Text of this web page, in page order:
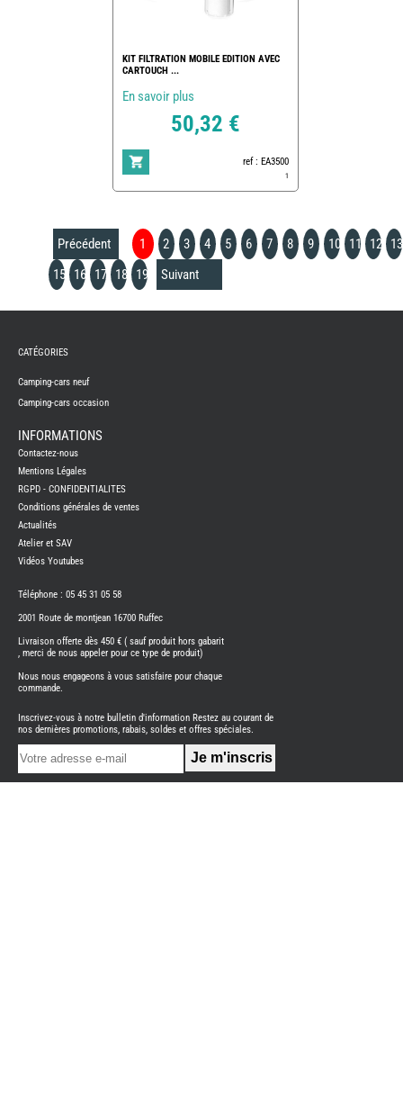
KIT FILTRATION MOBILE EDITION AVEC
CARTOUCH ...
En savoir plus
50,32 €
ref : EA3500
1
Précédent 1 2 3 4 5 6 7 8 9 10 11 12
13
15
16 17 18 19 Suivant
CAMPING-
NEUFS
CAMPING-
CAMPING-
BENIMAR
CAMPING-
CARADO
CAMPING-
ITINEO
CAMPING-
OCCASION
CARADO
NEUFS
FOURGON
BENIMAR
FOURGON
CATÉGORIES
Camping-cars neuf
Camping-cars occasion
INFORMATIONS
Contactez-nous
Mentions Légales
RGPD - CONFIDENTIALITES
Conditions générales de ventes
Actualités
Atelier et SAV
Vidéos Youtubes
Téléphone : 05 45 31 05 58
2001 Route de montjean 16700 Ruffec
Livraison offerte dès 450 € ( sauf produit hors gabarit
, merci de nous appeler pour ce type de produit)
Nous nous engageons à vous satisfaire pour chaque
commande.
Inscrivez-vous à notre bulletin d'information Restez au courant de
nos dernières promotions, rabais, soldes et offres spéciales.